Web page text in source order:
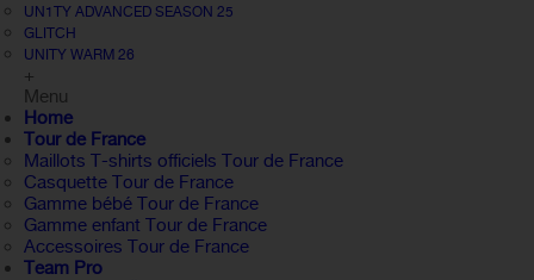
UN1TY ADVANCED SEASON 25
GLITCH
UNITY WARM 26
+
Menu
Home
Tour de France
Maillots T-shirts officiels Tour de France
Casquette Tour de France
Gamme bébé Tour de France
Gamme enfant Tour de France
Accessoires Tour de France
Team Pro